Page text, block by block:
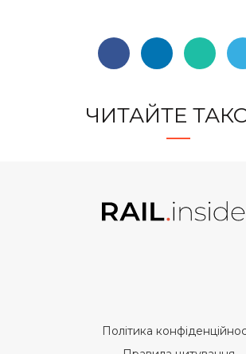
ЧИТАЙТЕ
Політика